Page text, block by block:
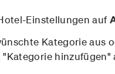
Einstellungen auf
Kategorie aus
hinzufügen"